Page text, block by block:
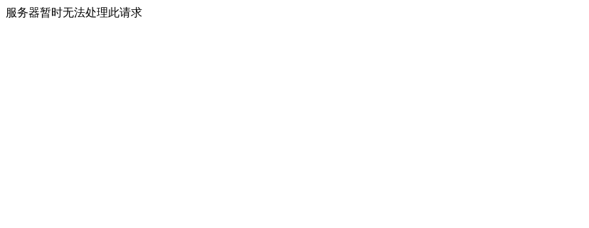
服务器暂时无法处理此请求